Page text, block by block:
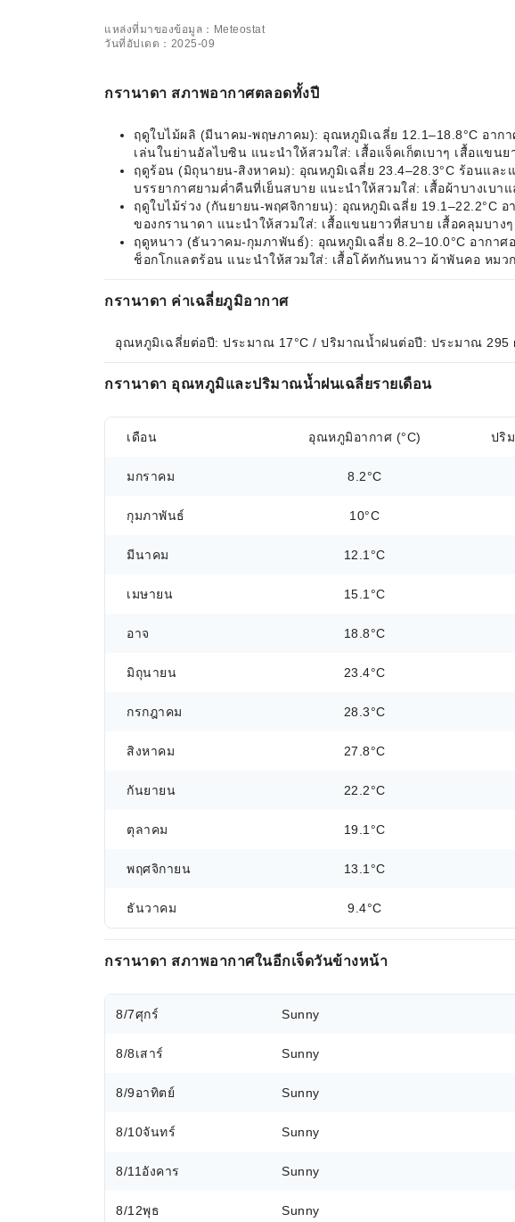
แหล่งที่มาของข้อมูล：Meteostat
วันที่อัปเดต：2025-09
กรานาดา สภาพอากาศตลอดทั้งปี
ฤดูใบไม้ผลิ (มีนาคม-พฤษภาคม): อุณหภูมิเฉลี่ย 12.1–18.8°C อา
เล่นในย่านอัลไบซิน แนะนำให้สวมใส่: เสื้อแจ็คเก็ตเบาๆ เสื้อแขนย
ฤดูร้อน (มิถุนายน-สิงหาคม): อุณหภูมิเฉลี่ย 23.4–28.3°C ร้อนแล
บรรยากาศยามค่ำคืนที่เย็นสบาย แนะนำให้สวมใส่: เสื้อผ้าบางเบ
ฤดูใบไม้ร่วง (กันยายน-พฤศจิกายน): อุณหภูมิเฉลี่ย 19.1–22.2°C
ของกรานาดา แนะนำให้สวมใส่: เสื้อแขนยาวที่สบาย เสื้อคลุมบางๆ
ฤดูหนาว (ธันวาคม-กุมภาพันธ์): อุณหภูมิเฉลี่ย 8.2–10.0°C อากา
ช็อกโกแลตร้อน แนะนำให้สวมใส่: เสื้อโค้ทกันหนาว ผ้าพันคอ หมวก
กรานาดา ค่าเฉลี่ยภูมิอากาศ
อุณหภูมิเฉลี่ยต่อปี: ประมาณ 17°C / ปริมาณน้ำฝนต่อปี: ประมาณ
กรานาดา อุณหภูมิและปริมาณน้ำฝนเฉลี่ยรายเดือน
เดือน อุณหภูมิอากาศ (°C) ปริ
มกราคม 8.2°C
กุมภาพันธ์ 10°C
มีนาคม 12.1°C
เมษายน 15.1°C
อาจ 18.8°C
มิถุนายน 23.4°C
กรกฎาคม 28.3°C
สิงหาคม 27.8°C
กันยายน 22.2°C
ตุลาคม 19.1°C
พฤศจิกายน 13.1°C
ธันวาคม 9.4°C
กรานาดา สภาพอากาศในอีกเจ็ดวันข้างหน้า
8/7ศุกร์ Sunny
8/8เสาร์ Sunny
8/9อาทิตย์ Sunny
8/10จันทร์ Sunny
8/11 อังคาร Sunny
8/12พุธ Sunny